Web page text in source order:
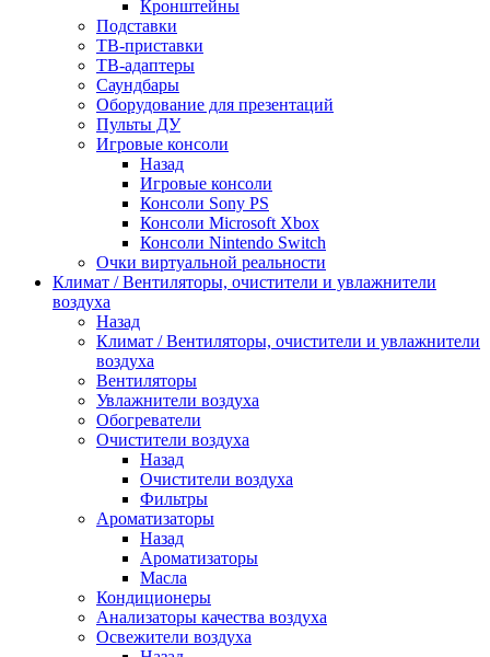
Кронштейны
Подставки
ТВ-приставки
ТВ-адаптеры
Саундбары
Оборудование для презентаций
Пульты ДУ
Игровые консоли
Назад
Игровые консоли
Консоли Sony PS
Консоли Microsoft Xbox
Консоли Nintendo Switch
Очки виртуальной реальности
Климат / Вентиляторы, очистители и увлажнители
воздуха
Назад
Климат / Вентиляторы, очистители и увлажнители
воздуха
Вентиляторы
Увлажнители воздуха
Обогреватели
Очистители воздуха
Назад
Очистители воздуха
Фильтры
Ароматизаторы
Назад
Ароматизаторы
Масла
Кондиционеры
Анализаторы качества воздуха
Освежители воздуха